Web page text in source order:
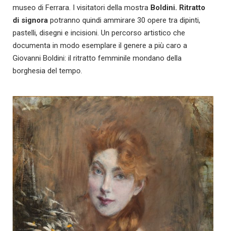
museo di Ferrara. I visitatori della mostra Boldini. Ritratto
di signora potranno quindi ammirare 30 opere tra dipinti,
pastelli, disegni e incisioni. Un percorso artistico che
documenta in modo esemplare il genere a più caro a
Giovanni Boldini: il ritratto femminile mondano della
borghesia del tempo.